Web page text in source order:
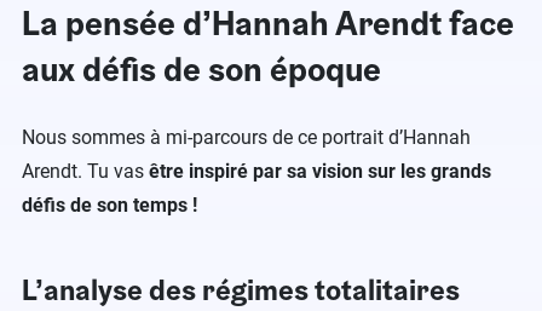
La pensée d’Hannah Arendt face
aux défis de son époque
Nous sommes à mi-parcours de ce portrait d’Hannah
Arendt. Tu vas être inspiré par sa vision sur les grands
défis de son temps !
L’analyse des régimes totalitaires